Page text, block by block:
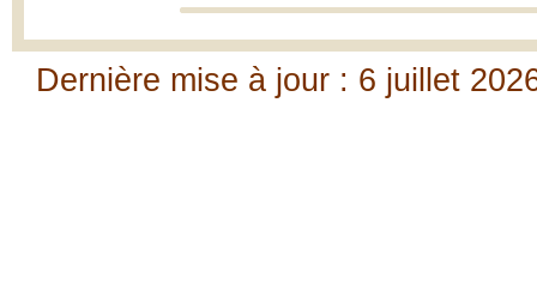
Dernière mise à jour : 6 juillet